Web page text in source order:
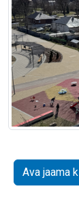
Ava jaama